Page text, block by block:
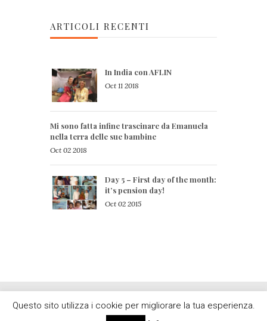
ARTICOLI RECENTI
In India con AFLIN
Oct 11 2018
Mi sono fatta infine trascinare da Emanuela
nella terra delle sue bambine
Oct 02 2018
Day 5 – First day of the month:
it’s pension day!
Oct 02 2015
Questo sito utilizza i cookie per migliorare la tua esperienza.